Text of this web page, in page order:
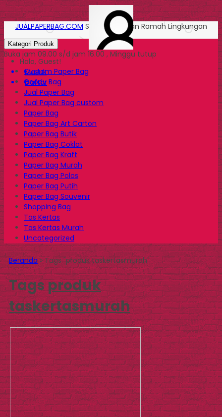
Halo, Guest!
Masuk
Daftar
JUALPAPERBAG.COM Solusi Kemasan Ramah Lingkungan
Kategori Produk
Buka jam 09.00 s/d jam 16.00 , Minggu tutup
Custom Paper Bag
Goody Bag
Jual Paper Bag
Jual Paper Bag custom
Paper Bag
Paper Bag Art Carton
Paper Bag Butik
Paper Bag Coklat
Paper Bag Kraft
Paper Bag Murah
Paper Bag Polos
Paper Bag Putih
Paper Bag Souvenir
Shopping Bag
Tas Kertas
Tas Kertas Murah
Uncategorized
Beranda»Tags "produk taskertasmurah"
Tagsproduk
taskertasmurah